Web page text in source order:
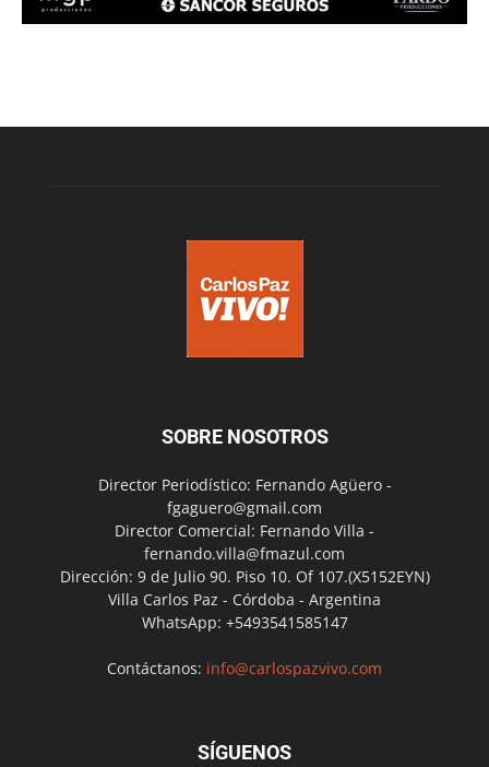
SOBRE NOSOTROS
Director Periodístico: Fernando Agüero -
fgaguero@gmail.com
Director Comercial: Fernando Villa -
fernando.villa@fmazul.com
Dirección: 9 de Julio 90. Piso 10. Of 107.(X5152EYN)
Villa Carlos Paz - Córdoba - Argentina
WhatsApp: +5493541585147
Contáctanos: info@carlospazvivo.com
SÍGUENOS